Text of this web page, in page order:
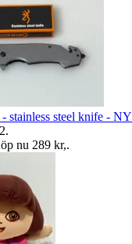
stainless steel knife - NY
.
nu 289 kr,.